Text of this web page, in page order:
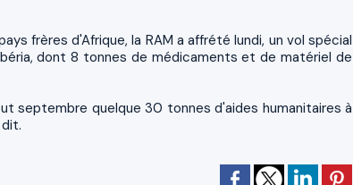
frères d'Afrique, la RAM a affrété lundi, un vol spécial
dont 8 tonnes de médicaments et de matériel de
septembre quelque 30 tonnes d'aides humanitaires à